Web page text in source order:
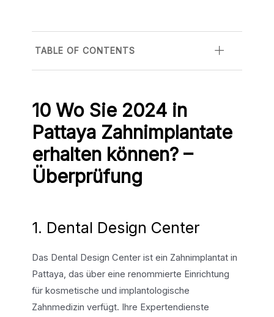
TABLE OF CONTENTS
10 Wo Sie 2024 in
Pattaya Zahnimplantate
erhalten können? –
Überprüfung
1. Dental Design Center
Das Dental Design Center ist ein Zahnimplantat in
Pattaya, das über eine renommierte Einrichtung
für kosmetische und implantologische
Zahnmedizin verfügt. Ihre Expertendienste